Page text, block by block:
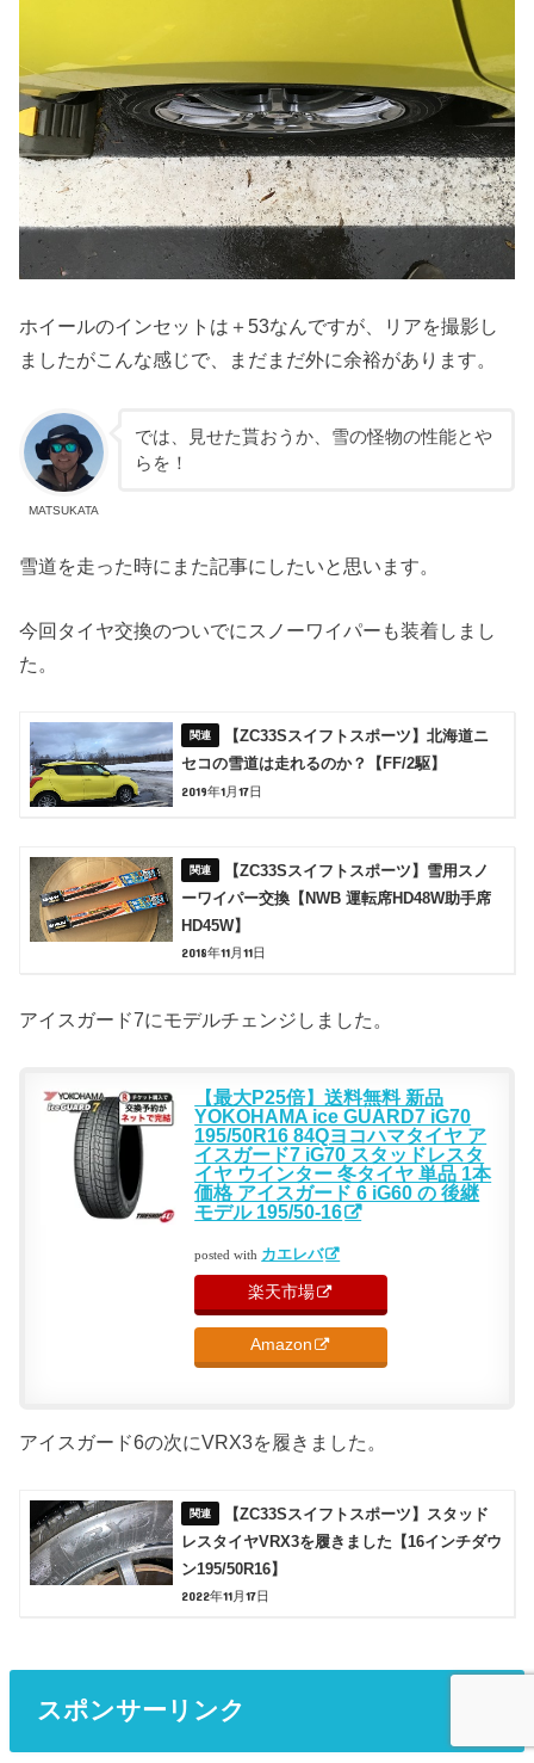
ホイールのインセットは＋53なんですが、リアを撮影し
ましたがこんな感じで、まだまだ外に余裕があります。
MATSUKATA
では、見せた貰おうか、雪の怪物の性能とや
らを！
雪道を走った時にまた記事にしたいと思います。
今回タイヤ交換のついでにスノーワイパーも装着しまし
た。
【ZC33Sスイフトスポーツ】北海道ニ
セコの雪道は走れるのか？【FF/2駆】
2019年1月17日
【ZC33Sスイフトスポーツ】雪用スノ
ーワイパー交換【NWB 運転席HD48W助手席
HD45W】
2018年11月11日
アイスガード7にモデルチェンジしました。
【最大P25倍】送料無料 新品
YOKOHAMA ice GUARD7 iG70
195/50R16 84Qヨコハマタイヤ ア
イスガード7 iG70 スタッドレスタ
イヤ ウインター 冬タイヤ 単品 1本
価格 アイスガード 6 iG60 の 後継
モデル 195/50-16
posted with カエレバ
楽天市場
Amazon
アイスガード6の次にVRX3を履きました。
【ZC33Sスイフトスポーツ】スタッド
レスタイヤVRX3を履きました【16インチダウ
ン195/50R16】
2022年11月17日
スポンサーリンク